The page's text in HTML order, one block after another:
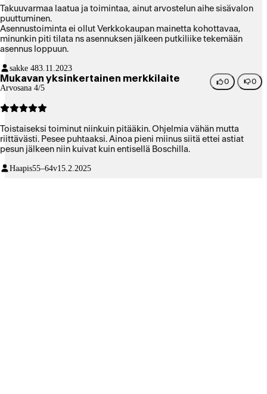
Takuuvarmaa laatua ja toimintaa, ainut arvostelun aihe sisävalon
puuttuminen.
Asennustoiminta ei ollut Verkkokaupan mainetta kohottavaa,
minunkin piti tilata ns asennuksen jälkeen putkiliike tekemään
asennus loppuun.
sakke 483.11.2023
Mukavan yksinkertainen merkkilaite
Arvosana 4/5
0 0
Toistaiseksi toiminut niinkuin pitääkin. Ohjelmia vähän mutta
riittävästi. Pesee puhtaaksi. Ainoa pieni miinus siitä ettei astiat
pesun jälkeen niin kuivat kuin entisellä Boschilla.
Haapis55–64v15.2.2025